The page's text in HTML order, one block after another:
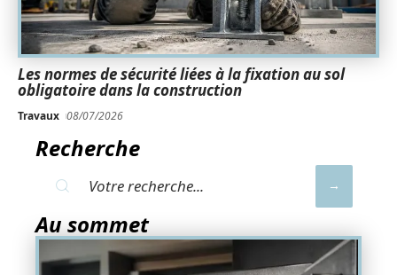
Les normes de sécurité liées à la fixation au sol
obligatoire dans la construction
Travaux 08/07/2026
Recherche
Au sommet